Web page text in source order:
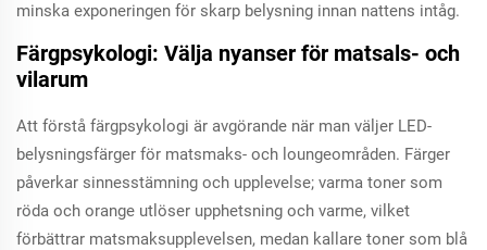
minska exponeringen för skarp belysning innan nattens intåg.
Färgpsykologi: Välja nyanser för matsals- och
vilarum
Att förstå färgpsykologi är avgörande när man väljer LED-
belysningsfärger för matsmaks- och loungeområden. Färger
påverkar sinnesstämning och upplevelse; varma toner som
röda och orange utlöser upphetsning och varme, vilket
förbättrar matsmaksupplevelsen, medan kallare toner som blå